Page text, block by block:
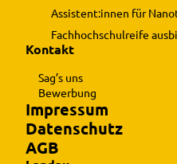
Assistent:innen für
Fachhochschulreife
Kontakt
Sag’s uns
Bewerbung
Impressum
Datenschutz
AGB